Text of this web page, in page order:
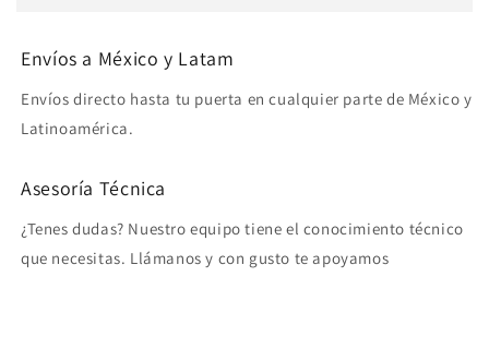
Envíos a México y Latam
Envíos directo hasta tu puerta en cualquier parte de México y
Latinoamérica.
Asesoría Técnica
¿Tenes dudas? Nuestro equipo tiene el conocimiento técnico
que necesitas. Llámanos y con gusto te apoyamos